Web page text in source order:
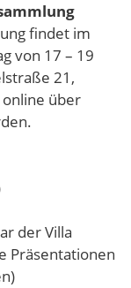
findet im
von 17 – 19
21,
über
der Villa
Präsentationen